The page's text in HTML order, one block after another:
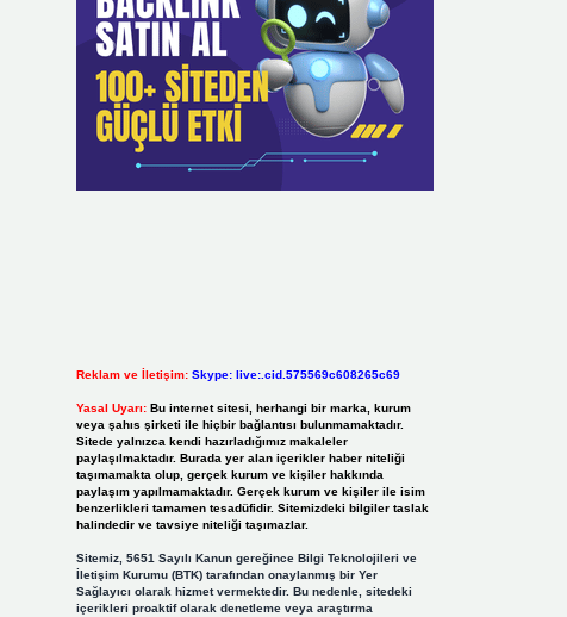
Reklam ve İletişim: Skype: live:.cid.575569c608265c69
Yasal Uyarı: Bu internet sitesi, herhangi bir marka, kurum
veya şahıs şirketi ile hiçbir bağlantısı bulunmamaktadır.
Sitede yalnızca kendi hazırladığımız makaleler
paylaşılmaktadır. Burada yer alan içerikler haber niteliği
taşımamakta olup, gerçek kurum ve kişiler hakkında
paylaşım yapılmamaktadır. Gerçek kurum ve kişiler ile isim
benzerlikleri tamamen tesadüfidir. Sitemizdeki bilgiler taslak
halindedir ve tavsiye niteliği taşımazlar.
Sitemiz, 5651 Sayılı Kanun gereğince Bilgi Teknolojileri ve
İletişim Kurumu (BTK) tarafından onaylanmış bir Yer
Sağlayıcı olarak hizmet vermektedir. Bu nedenle, sitedeki
içerikleri proaktif olarak denetleme veya araştırma